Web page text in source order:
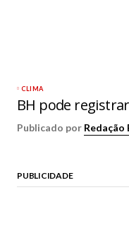
CLIMA
BH pode
Publicado por Redação
PUBLICIDADE